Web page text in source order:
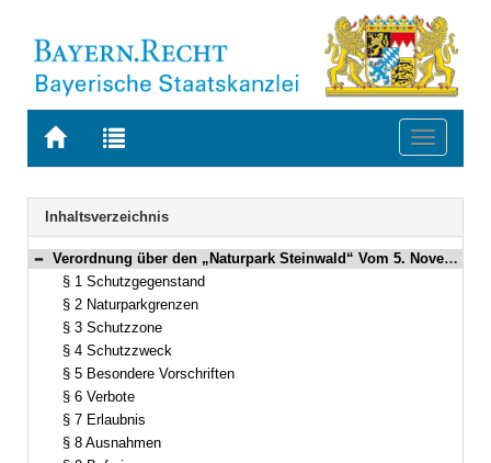
Zur
BAYERN.RECHT
Zur
letzten
Suche
Toggle
Navigation
Inhaltsverzeichnis
Bereich reduzieren
Verordnung über den „Naturpark Steinwald“ Vom 5. November 1987 (GVBl. S. 420) BayRS 791-5-6-U [Stand: 1.9.1998] (§§ 1–13)
§ 1 Schutzgegenstand
§ 2 Naturparkgrenzen
§ 3 Schutzzone
§ 4 Schutzzweck
§ 5 Besondere Vorschriften
§ 6 Verbote
§ 7 Erlaubnis
§ 8 Ausnahmen